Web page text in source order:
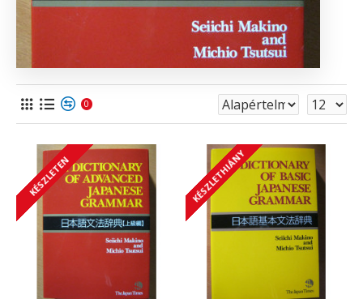
0
KÉSZLETEN KÉSZLETHIÁNY